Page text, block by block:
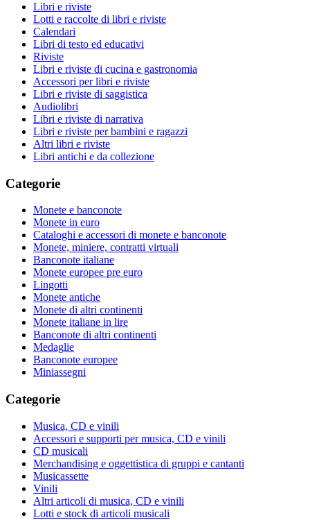
Libri e riviste
Lotti e raccolte di libri e riviste
Calendari
Libri di testo ed educativi
Riviste
Libri e riviste di cucina e gastronomia
Accessori per libri e riviste
Libri e riviste di saggistica
Audiolibri
Libri e riviste di narrativa
Libri e riviste per bambini e ragazzi
Altri libri e riviste
Libri antichi e da collezione
Categorie
Monete e banconote
Monete in euro
Cataloghi e accessori di monete e banconote
Monete, miniere, contratti virtuali
Banconote italiane
Monete europee pre euro
Lingotti
Monete antiche
Monete di altri continenti
Monete italiane in lire
Banconote di altri continenti
Medaglie
Banconote europee
Miniassegni
Categorie
Musica, CD e vinili
Accessori e supporti per musica, CD e vinili
CD musicali
Merchandising e oggettistica di gruppi e cantanti
Musicassette
Vinili
Altri articoli di musica, CD e vinili
Lotti e stock di articoli musicali